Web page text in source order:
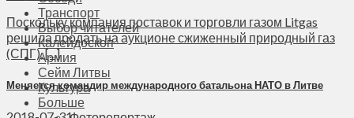
Транспорт
Выбор читателей
Калейдоскоп
Армия
Сейм Литвы
Культура
Больше
Поскольку компания поставок и торговли газом Litgas
решила продать на аукционе сжиженный природный газ
(СПГ), [...]
Меняется командир международного батальона НАТО в Литве